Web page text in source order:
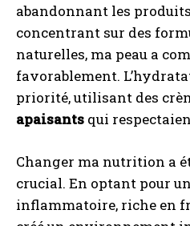
abandonnant les
concentrant sur des
naturelles, ma peau a
favorablement.
priorité, utilisant des
apaisants qui
Changer ma nutrition a
crucial. En optant pour
inflammatoire, riche en